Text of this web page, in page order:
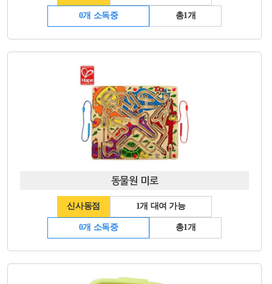
0개 소독중 총1개
동물원 미로
신사동점 1개 대여 가능
0개 소독중 총1개